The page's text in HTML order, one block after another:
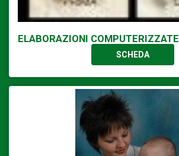
ELABORAZIONI COMPUTERIZZATE
SCHEDA